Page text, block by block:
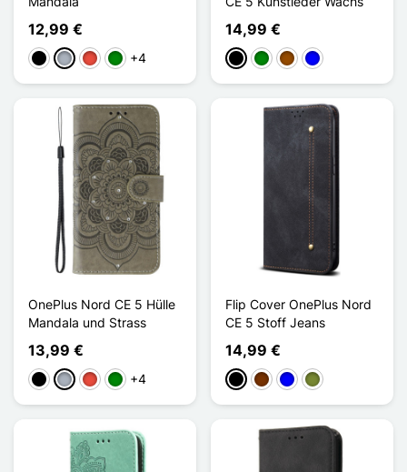
12,99 €
Schwarz
GrauRot Grün+4
14,99 €
Schwarz
GrünBraunBlau
OnePlus Nord CE 5 Hülle
Mandala und Strass
13,99 €
Schwarz
GrauRot Grün+4
Flip Cover OnePlus Nord
CE 5 Stoff Jeans
14,99 €
Schwarz
KaffeeBlauKhaki